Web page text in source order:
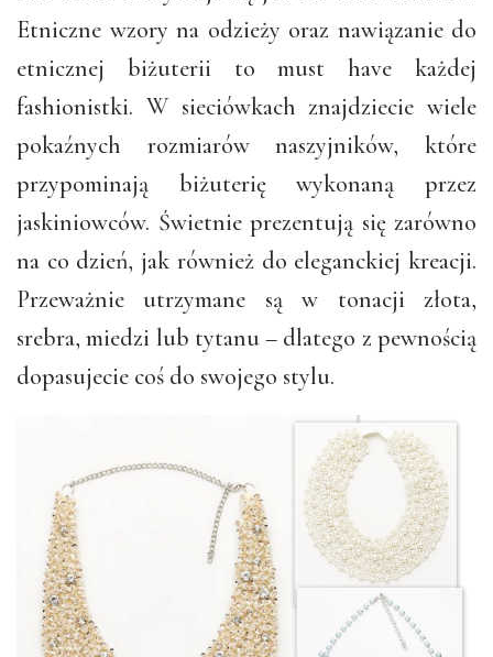
Etniczne wzory na odzieży oraz nawiązanie do
etnicznej biżuterii to must have każdej
fashionistki. W sieciówkach znajdziecie wiele
pokaźnych rozmiarów naszyjników, które
przypominają biżuterię wykonaną przez
jaskiniowców. Świetnie prezentują się zarówno
na co dzień, jak również do eleganckiej kreacji.
Przeważnie utrzymane są w tonacji złota,
srebra, miedzi lub tytanu – dlatego z pewnością
dopasujecie coś do swojego stylu.